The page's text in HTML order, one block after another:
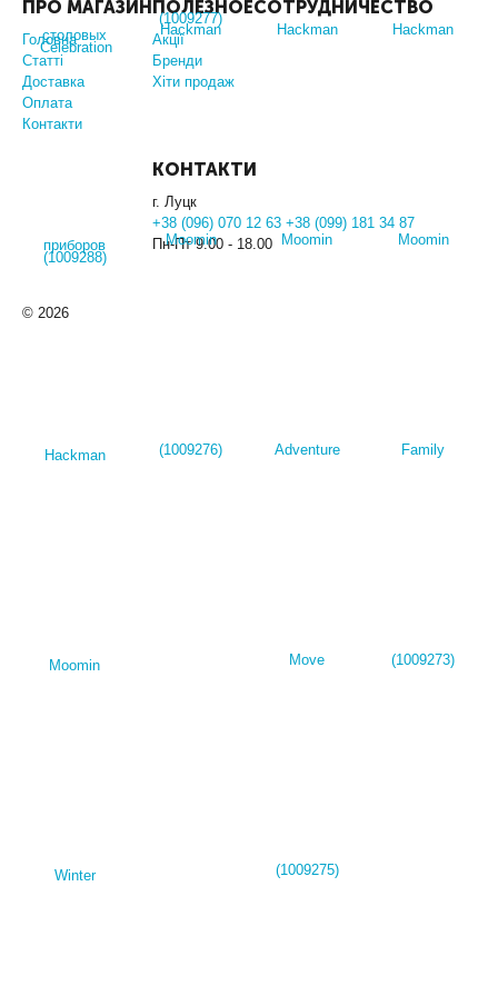
ПРО МАГАЗИН
Головна
Статті
Доставка
Оплата
Контакти
ПОЛЕЗНОЕ
Акції
Бренди
Хіти продаж
СОТРУДНИЧЕСТВО
КОНТАКТИ
г. Луцк
+38 (096) 070 12 63 +38 (099) 181 34 87
Пн-Пт 9.00 - 18.00
© 2026